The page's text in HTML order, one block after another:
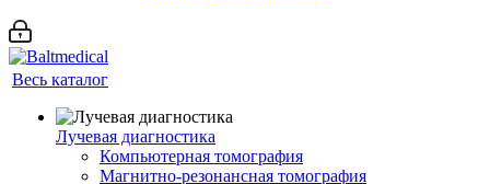
Весь каталог
Лучевая диагностика
Компьютерная томография
Магнитно-резонансная томография